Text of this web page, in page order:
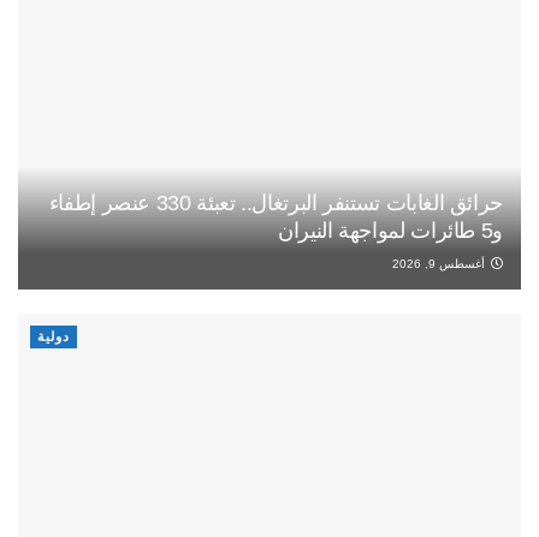
حرائق الغابات تستنفر البرتغال.. تعبئة 330 عنصر إطفاء
و5 طائرات لمواجهة النيران
أغسطس 9, 2026
دولية